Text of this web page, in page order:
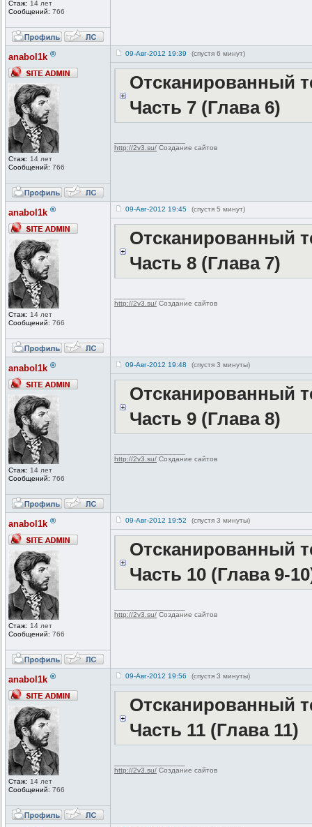
Стаж: 14 лет
Сообщений: 766
anabol1k ®
Стаж: 14 лет
Сообщений: 766
09-Авг-2012 19:39 (спустя 6 минут)
Отсканированный
Часть 7 (Глава 6)
http://2v3.su/ Создание сайтов
anabol1k ®
Стаж: 14 лет
Сообщений: 766
09-Авг-2012 19:45 (спустя 5 минут)
Отсканированный
Часть 8 (Глава 7)
http://2v3.su/ Создание сайтов
anabol1k ®
Стаж: 14 лет
Сообщений: 766
09-Авг-2012 19:48 (спустя 3 минуты)
Отсканированный
Часть 9 (Глава 8)
http://2v3.su/ Создание сайтов
anabol1k ®
Стаж: 14 лет
Сообщений: 766
09-Авг-2012 19:52 (спустя 3 минуты)
Отсканированный
Часть 10 (Глава 9-
http://2v3.su/ Создание сайтов
anabol1k ®
Стаж: 14 лет
Сообщений: 766
09-Авг-2012 19:56 (спустя 3 минуты)
Отсканированный
Часть 11 (Глава 11)
http://2v3.su/ Создание сайтов